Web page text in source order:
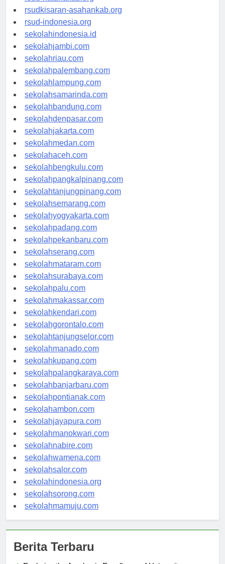
rsud-natunakab.org
rsudkisaran-asahankab.org
rsud-indonesia.org
sekolahindonesia.id
sekolahjambi.com
sekolahriau.com
sekolahpalembang.com
sekolahlampung.com
sekolahsamarinda.com
sekolahbandung.com
sekolahdenpasar.com
sekolahjakarta.com
sekolahmedan.com
sekolahaceh.com
sekolahbengkulu.com
sekolahpangkalpinang.com
sekolahtanjungpinang.com
sekolahsemarang.com
sekolahyogyakarta.com
sekolahpadang.com
sekolahpekanbaru.com
sekolahserang.com
sekolahmataram.com
sekolahsurabaya.com
sekolahpalu.com
sekolahmakassar.com
sekolahkendari.com
sekolahgorontalo.com
sekolahtanjungselor.com
sekolahmanado.com
sekolahkupang.com
sekolahpalangkaraya.com
sekolahbanjarbaru.com
sekolahpontianak.com
sekolahambon.com
sekolahjayapura.com
sekolahmanokwari.com
sekolahnabire.com
sekolahwamena.com
sekolahsalor.com
sekolahindonesia.org
sekolahsorong.com